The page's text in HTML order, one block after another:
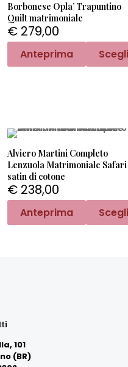
Borbonese Opla’ Trapuntino
Quilt matrimoniale
€ 279,00
Anteprima Scegli
Alviero Martini Completo
Lenzuola Matrimoniale
satin di cotone
€ 238,00
Anteprima Scegli
101
(BR)